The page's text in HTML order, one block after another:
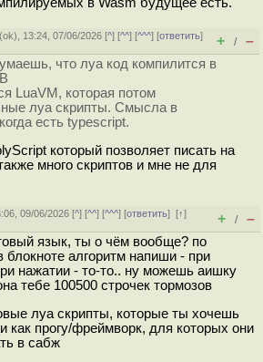
(ok), 13:24, 07/06/2026 [^] [^^] [^^^] [ответить]
+ / –
что луа код компилится в
LuaVM, которая потом
луа скрипты. Смысла в
есть typescript.
который позволяет писать на
много скриптов и мне не для
09/06/2026 [^] [^^] [^^^] [ответить][↑]
+ / –
язык, ты о чём вообще? по
блокноте алгоритм напиши - при
нажатии - то-то.. ну можешь аишку
тебе 100500 строчек тормозов
луа скрипты, которые ты хочешь
как прогу/фреймворк, для которых они
в сабж